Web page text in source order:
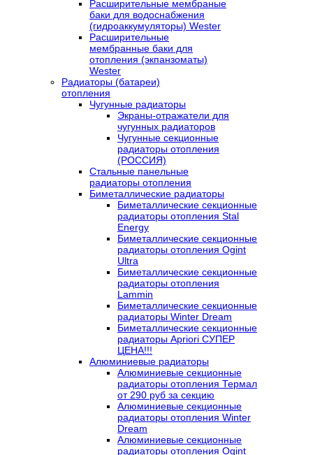
Расширительные мембраные
баки для водоснабжения
(гидроаккумуляторы) Wester
Расширительные
мембранные баки для
отопления (экпанзоматы)
Wester
Радиаторы (батареи)
отопления
Чугунные радиаторы
Экраны-отражатели для
чугунных радиаторов
Чугунные секционные
радиаторы отопления
(РОССИЯ)
Стальные панельные
радиаторы отопления
Биметаллические радиаторы
Биметаллические секционные
радиаторы отопления Stal
Energy
Биметаллические секционные
радиаторы отопления Ogint
Ultra
Биметаллические секционные
радиаторы отопления
Lammin
Биметаллические секционные
радиаторы Winter Dream
Биметаллические секционные
радиаторы Apriori СУПЕР
ЦЕНА!!!
Алюминиевые радиаторы
Алюминиевые секционные
радиаторы отопления Термал
от 290 руб за секцию
Алюминиевые секционные
радиаторы отопления Winter
Dream
Алюминиевые секционные
радиаторы отопления Ogint